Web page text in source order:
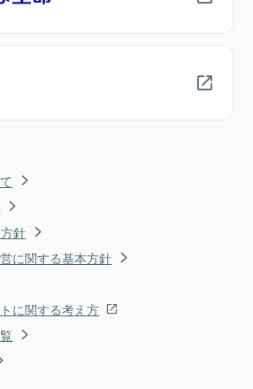
針
に関する基本方針
に関する考え方